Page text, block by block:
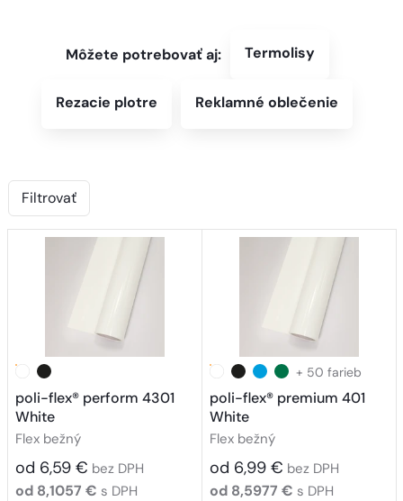
Môžete potrebovať aj: Termolisy
Rezacie plotre Reklamné oblečenie
Filtrovať
poli-flex® perform 4301
White
Flex bežný
od 6,59 € bez DPH
od 8,1057 € s DPH
+ 50 farieb
poli-flex® premium 401
White
Flex bežný
od 6,99 € bez DPH
od 8,5977 € s DPH